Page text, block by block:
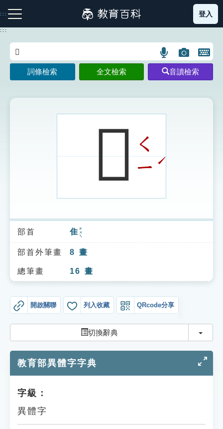
到
主
:::
注音索引圖示 筆畫索引圖示 部首索引表圖示
索引選單
知識索引
單字索引
遊戲專區
教學應用
貓頭鷹博士
登入
:::
語
言
搜
示
圖
片
搜
開
鍵
圖
詞條檢索 全文檢索 音讀檢索
𨿫 ㄑ
ㄧˊ
部首 隹 ㄓㄨㄟ
部首外筆畫 8 畫
總筆畫 16 畫
開啟關聯 列入收藏 QRcode分享
切換辭典 切換
教育部異體字字典
字級：
異體字